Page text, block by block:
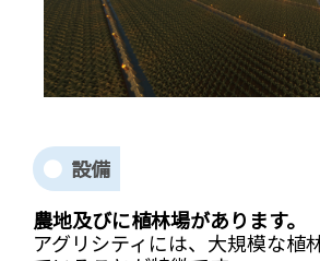
設備
農地及びに植林場があります。
アグリシティには、大規模な植